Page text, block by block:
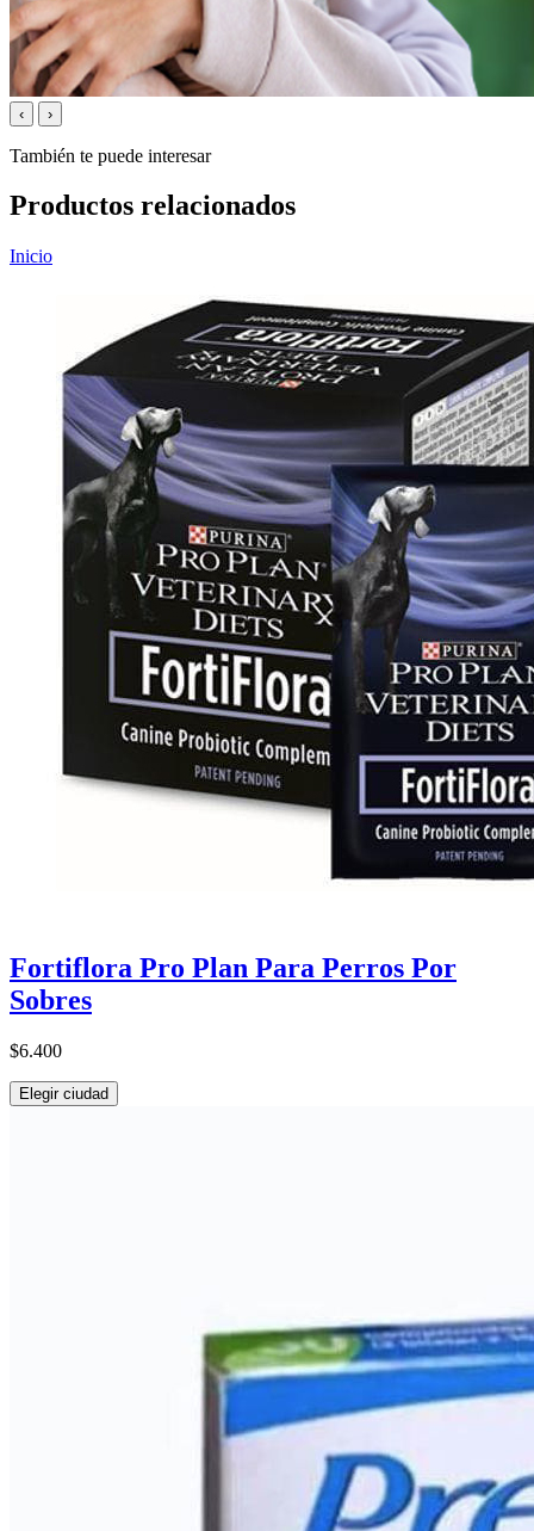
‹ ›
También te puede interesar
Productos relacionados
Inicio
Fortiflora Pro Plan Para Perros Por
Sobres
$6.400
Elegir ciudad